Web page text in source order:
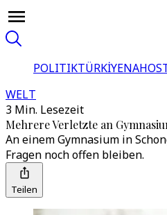
POLITIKTÜRKİYE
WELT
3 Min. Lesezeit
Mehrere Verletzte an
An einem Gymnasium in
Fragen noch offen bleiben.
Teilen